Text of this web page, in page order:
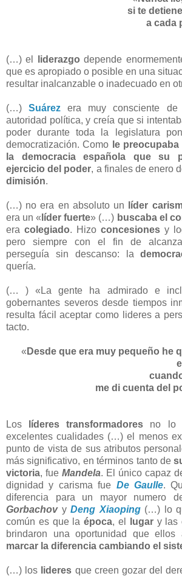
si te
a cada
(…) el liderazgo depende
que es apropiado o posible en una
resultar inalcanzable o inadecuado en
(…)Suárez era muy consciente
autoridad política, y creía que si
poder durante toda la legislatura
democratización. Como le
la democracia española que su
ejercicio del poder, a finales de enero
dimisión.
(…) no era en absoluto un líder
era un « líder fuerte» (…) buscaba el
era colegiado. Hizo concesiones y
pero siempre con el fin de
perseguía sin descanso: la
quería.
(… ) «La gente ha admirado e
gobernantes severos desde tiempos
resulta fácil aceptar como lideres a
tacto.
« Desde que era muy pequeño he
me di cuenta del
Los líderes transformadores no lo
excelentes cualidades (…) el menos
punto de vista de sus atributos
más significativo, en términos tanto de
victoria, fue Mandela. El único capaz
dignidad y carisma fue De Gaulle.
diferencia para un mayor numero
GorbachovyDeng Xiaoping(…) lo
común es que laépoca, el lugary las
brindaron una oportunidad que ellos
marcar la diferencia cambiando el
(…) los lideres que creen gozar del